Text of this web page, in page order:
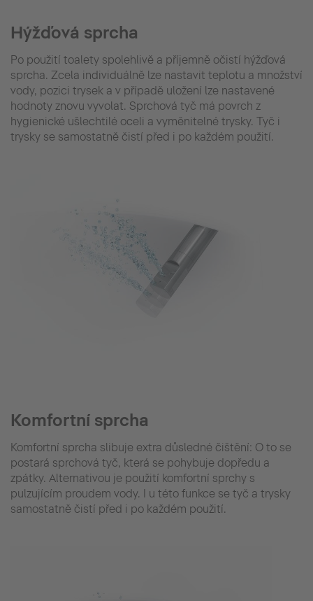
Hýžďová sprcha
Po použití toalety spolehlivě a příjemně očistí hýžďová
sprcha. Zcela individuálně lze nastavit teplotu a množství
vody, pozici trysek a v případě uložení lze nastavené
hodnoty znovu vyvolat. Sprchová tyč má povrch z
hygienické ušlechtilé oceli a vyměnitelné trysky. Tyč i
trysky se samostatně čistí před i po každém použití.
Komfortní sprcha
Komfortní sprcha slibuje extra důsledné čištění: O to se
postará sprchová tyč, která se pohybuje dopředu a
zpátky. Alternativou je použití komfortní sprchy s
pulzujícím proudem vody. I u této funkce se tyč a trysky
samostatně čistí před i po každém použití.